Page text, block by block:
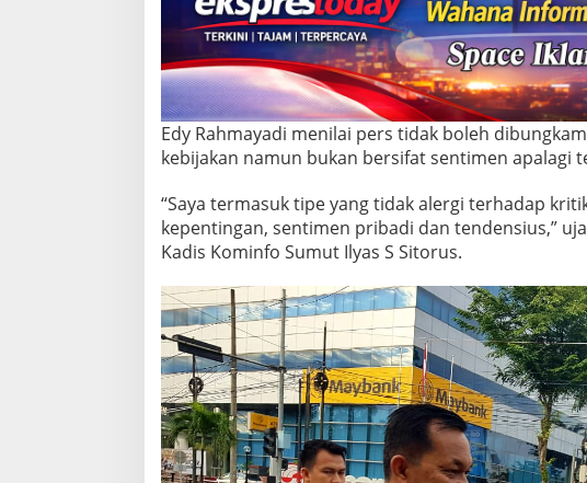
Edy Rahmayadi menilai pers tidak boleh
kebijakan namun bukan bersifat sentimen apalagi
“Saya termasuk tipe yang tidak alergi terhadap
kepentingan, sentimen pribadi dan tendensius,”
Kadis Kominfo Sumut Ilyas S Sitorus.